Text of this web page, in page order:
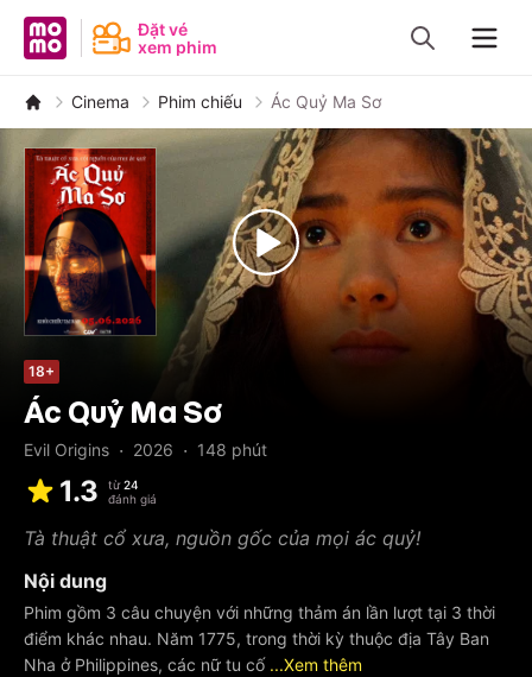
MoMo - Ứng dụng tài chính
Đặt vé
xem phim
Cinema Phim chiếu Ác Quỷ Ma Sơ
18+
Ác Quỷ Ma Sơ
Evil Origins · 2026 · 148 phút
1.3 từ 24
đánh giá
Tà thuật cổ xưa, nguồn gốc của mọi ác quỷ!
Nội dung
Phim gồm 3 câu chuyện với những thảm án lần lượt tại 3 thời
điểm khác nhau. Năm 1775, trong thời kỳ thuộc địa Tây Ban
Nha ở Philippines, các nữ tu cố ...Xem thêm